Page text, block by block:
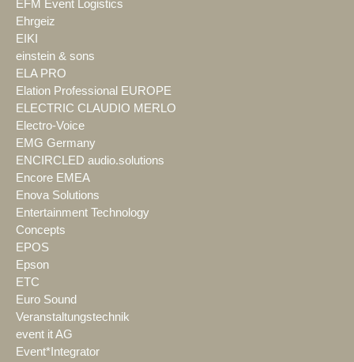
EFM Event Logistics
Ehrgeiz
EIKI
einstein & sons
ELA PRO
Elation Professional EUROPE
ELECTRIC CLAUDIO MERLO
Electro-Voice
EMG Germany
ENCIRCLED audio.solutions
Encore EMEA
Enova Solutions
Entertainment Technology
Concepts
EPOS
Epson
ETC
Euro Sound
Veranstaltungstechnik
event it AG
Event*Integrator